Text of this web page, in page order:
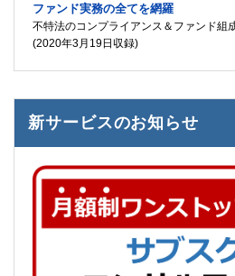
ファンド実務の全てを網羅
不特法のコンプライアンス＆ファンド組
(2020年3月19日収録)
新サービスのお知らせ